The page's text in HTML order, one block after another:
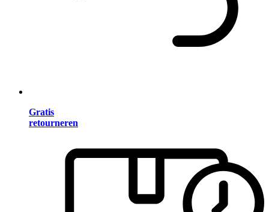
Gratis
retourneren